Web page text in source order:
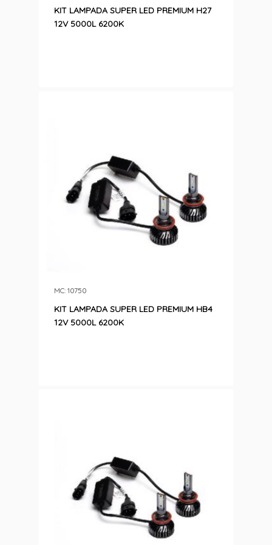
KIT LAMPADA SUPER LED PREMIUM H27
12V 5000L 6200K
KIT LAMPADA SUPER LED PREMIUM HB4
12V 5000L 6200K
MC: 10750